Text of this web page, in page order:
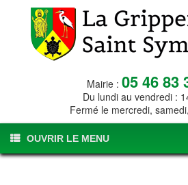
Mairie : 05 46 83
Du lundi au vendredi :
Fermé le mercredi,
OUVRIR LE MENU